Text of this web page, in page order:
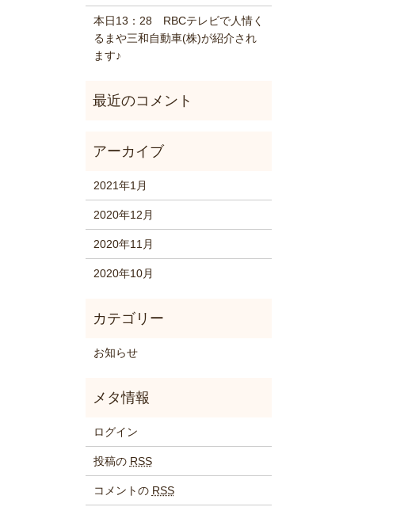
本日13：28 RBCテレビで人情く
るまや三和自動車(株)が紹介され
ます♪
2021年1月
2020年12月
2020年11月
2020年10月
お知らせ
ログイン
投稿の RSS
コメントの RSS